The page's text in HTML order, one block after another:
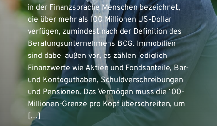
in der Finanzsprache Menschen bezeichnet,
die über mehr als 100 Millionen US-Dollar
verfügen, zumindest nach der Definition des
Beratungsunternehmens BCG. Immobilien
sind dabei außen vor, es zählen lediglich
Finanzwerte wie Aktien und Fondsanteile, Bar-
und Kontoguthaben, Schuldverschreibungen
und Pensionen. Das Vermögen muss die 100-
Millionen-Grenze pro Kopf überschreiten, um
[…]